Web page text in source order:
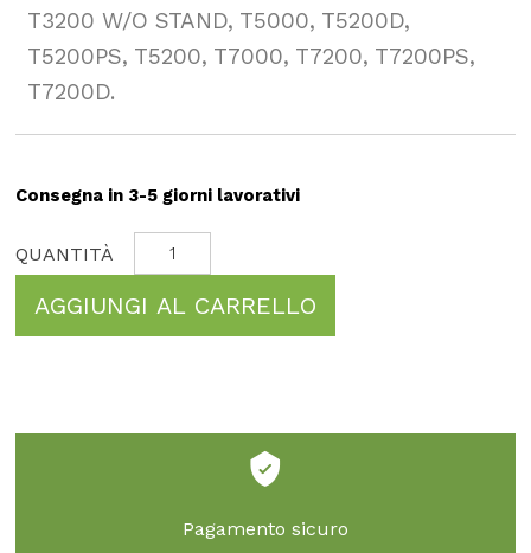
T3200 W/O STAND, T5000, T5200D,
T5200PS, T5200, T7000, T7200, T7200PS,
T7200D.
Consegna in 3-5 giorni lavorativi
AGGIUNGI AL CARRELLO
Pagamento sicuro